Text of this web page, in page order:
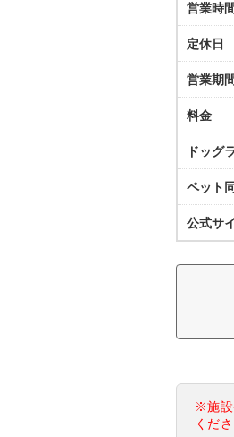
営業時
定休日
営業期
料金
ドッグ
ペット
公式サ
※施設
くださ